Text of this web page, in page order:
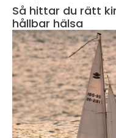
Så hittar du rätt
hållbar hälsa